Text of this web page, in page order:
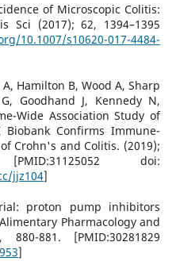
of Microscopic Colitis:
Sci (2017); 62, 1394–1395
10.1007/s10620-017-4484-
Hamilton B, Wood A, Sharp
Goodhand J, Kennedy N,
Wide Association Study of
Confirms Immune-
Crohn's and Colitis. (2019);
doi:
jjz104]
proton pump inhibitors
Pharmacology and
881. [PMID:30281829
]